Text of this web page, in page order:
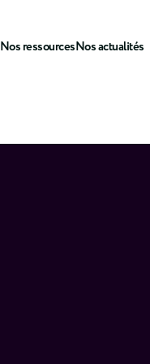
Nos ressourcesNos actualités